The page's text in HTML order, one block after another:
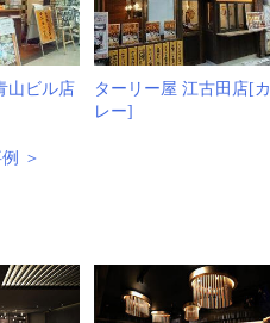
山ビル店
ターリー屋 江古田店[カ
レー]
＞